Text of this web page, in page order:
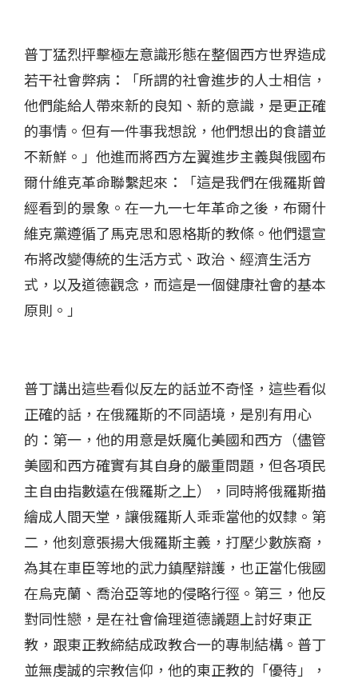
普丁猛烈抨擊極左意識形態在整個西方世界造成
若干社會弊病：「所謂的社會進步的人士相信，
他們能給人帶來新的良知、新的意識，是更正確
的事情。但有一件事我想說，他們想出的食譜並
不新鮮。」他進而將西方左翼進步主義與俄國布
爾什維克革命聯繫起來：「這是我們在俄羅斯曾
經看到的景象。在一九一七年革命之後，布爾什
維克黨遵循了馬克思和恩格斯的教條。他們還宣
布將改變傳統的生活方式、政治、經濟生活方
式，以及道德觀念，而這是一個健康社會的基本
原則。」
普丁講出這些看似反左的話並不奇怪，這些看似
正確的話，在俄羅斯的不同語境，是別有用心
的：第一，他的用意是妖魔化美國和西方（儘管
美國和西方確實有其自身的嚴重問題，但各項民
主自由指數遠在俄羅斯之上），同時將俄羅斯描
繪成人間天堂，讓俄羅斯人乖乖當他的奴隸。第
二，他刻意張揚大俄羅斯主義，打壓少數族裔，
為其在車臣等地的武力鎮壓辯護，也正當化俄國
在烏克蘭、喬治亞等地的侵略行徑。第三，他反
對同性戀，是在社會倫理道德議題上討好東正
教，跟東正教締結成政教合一的專制結構。普丁
並無虔誠的宗教信仰，他的東正教的「優待」，